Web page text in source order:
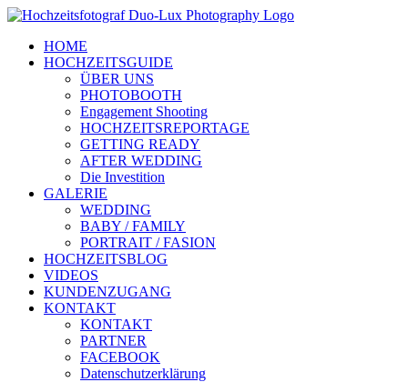
Zum
springenHOME
HOCHZEITSGUIDE
ÜBER UNS
PHOTOBOOTH
Engagement Shooting
HOCHZEITSREPORTAGE
GETTING READY
AFTER WEDDING
Die Investition
GALERIE
WEDDING
BABY / FAMILY
PORTRAIT / FASION
HOCHZEITSBLOG
VIDEOS
KUNDENZUGANG
KONTAKT
KONTAKT
PARTNER
FACEBOOK
Datenschutzerklärung